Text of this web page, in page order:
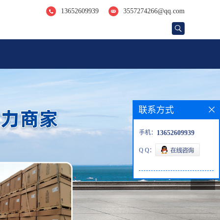
13652609939 3557274266@qq.com
联系方式
手机： 13652609939
Q Q：